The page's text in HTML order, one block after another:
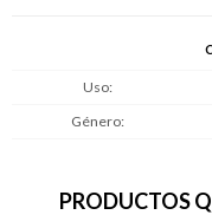
Uso
Género
PRODUCTOS